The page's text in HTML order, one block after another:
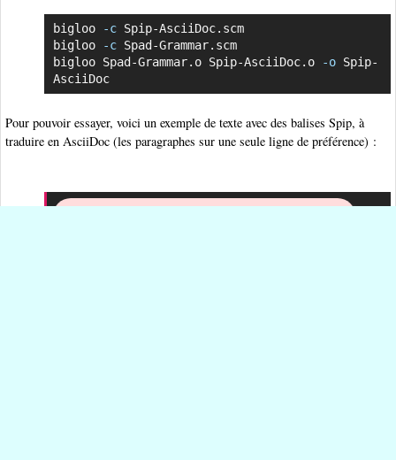
bigloo -c Spip-AsciiDoc.scm
bigloo
-c Spad-Grammar.scm
bigloo Spad-Grammar.o Spip-AsciiDoc.o
-o Spip-
AsciiDoc
Pour pouvoir essayer, voici un exemple de texte avec des balises Spip, à
traduire en AsciiDoc (les paragraphes sur une seule ligne de préférence) :
Copier